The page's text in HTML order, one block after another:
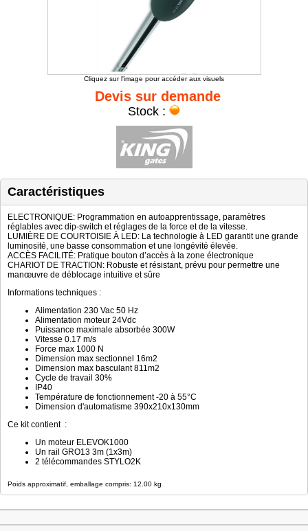
Cliquez sur l'image pour accéder aux visuels
Devis sur demande
Stock :
Caractéristiques
ELECTRONIQUE: Programmation en autoapprentissage, paramètres
réglables avec dip-switch et réglages de la force et de la vitesse.
LUMIÈRE DE COURTOISIE À LED: La technologie à LED garantit une grande
luminosité, une basse consommation et une longévité élevée.
ACCÈS FACILITÉ: Pratique bouton d’accès à la zone électronique
CHARIOT DE TRACTION: Robuste et résistant, prévu pour permettre une
manœuvre de déblocage intuitive et sûre
Informations techniques :
Alimentation 230 Vac 50 Hz
Alimentation moteur 24Vdc
Puissance maximale absorbée 300W
Vitesse 0.17 m/s
Force max 1000 N
Dimension max sectionnel 16m2
Dimension max basculant 811m2
Cycle de travail 30%
IP40
Température de fonctionnement -20 à 55°C
Dimension d'automatisme 390x210x130mm
Ce kit contient :
Un moteur ELEVOK1000
Un rail GRO13 3m (1x3m)
2 télécommandes STYLO2K
Poids approximatif, emballage compris: 12.00 kg